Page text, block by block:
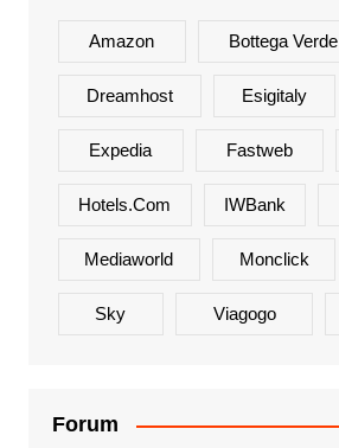
Amazon Bottega Verde
Dreamhost Esigitaly
Expedia Fastweb
Hotels.com IWBank
Mediaworld Monclick
Sky Viagogo
Forum